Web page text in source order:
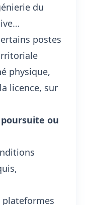
du
postes
physique,
licence, sur
ou
plateformes